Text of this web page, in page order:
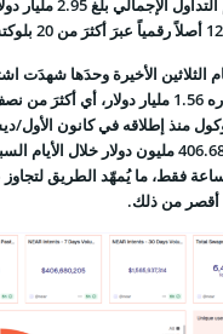
فريداً وحجمَ تداول قدره 1.56 مليار دولار،
دولار خلال 24 ساعة فقط، ما يُمهّد الطريق
أقصر من ذلك.